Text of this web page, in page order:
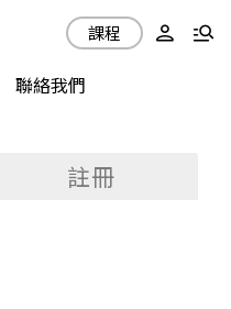
聯絡我們
課程
註冊